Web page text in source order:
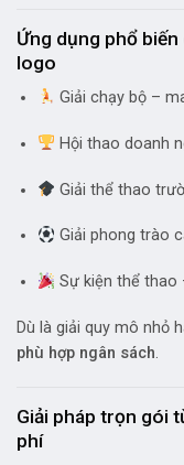
Ứng dụng phổ
logo
Giải chạy bộ –
Hội thao doanh
Giải thể thao
Giải phong trào
Sự kiện thể thao
Dù là giải quy mô nhỏ
phù hợp ngân sách.
Giải pháp trọn gói
phí